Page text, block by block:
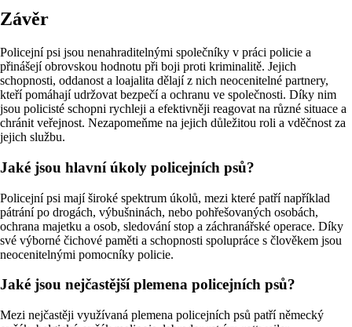
Závěr
Policejní psi jsou nenahraditelnými společníky v práci policie a
přinášejí obrovskou hodnotu při boji proti kriminalitě. Jejich
schopnosti, oddanost a loajalita dělají z nich neocenitelné partnery,
kteří pomáhají udržovat bezpečí a ochranu ve společnosti. Díky nim
jsou policisté schopni rychleji a efektivněji reagovat na různé situace a
chránit veřejnost. Nezapomeňme na jejich důležitou roli a vděčnost za
jejich službu.
Jaké jsou hlavní úkoly policejních psů?
Policejní psi mají široké spektrum úkolů, mezi které patří například
pátrání po drogách, výbušninách, nebo pohřešovaných osobách,
ochrana majetku a osob, sledování stop a záchranářské operace. Díky
své výborné čichové paměti a schopnosti spolupráce s člověkem jsou
neocenitelnými pomocníky policie.
Jaké jsou nejčastější plemena policejních psů?
Mezi nejčastěji využívaná plemena policejních psů patří německý